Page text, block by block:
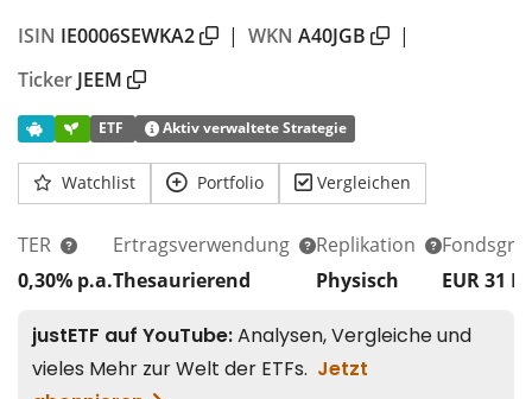
ISIN IE0006SEWKA2 | WKN A40JGB
|
Ticker JEEM
ETF Aktiv verwaltete Strategie
Watchlist Portfolio Vergleichen
TER
0,30% p.a.
Ertragsverwendung
Thesaurierend
Replikation
Physisch
EUR 31